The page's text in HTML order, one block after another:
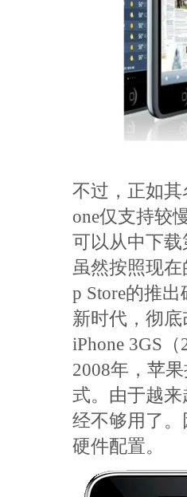
不过，正如其
one仅支持较
可以从中下
虽然按照现
p Store的推
新时代，彻
iPhone 3GS
2008年，苹
式。由于越
经不够用了。
硬件配置。